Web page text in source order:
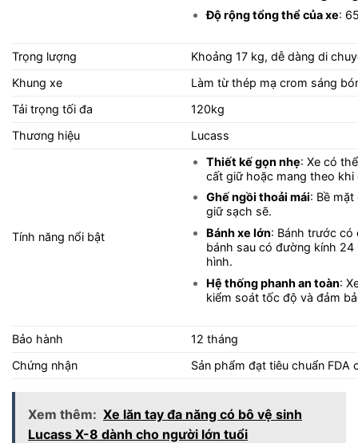
Độ rộng tổng thể của xe:
Trọng lượng
Khoảng 17 kg, dễ dàng di
Khung xe
Làm từ thép mạ crom sáng
Tải trọng tối đa
120kg
Thương hiệu
Lucass
Tính năng nổi bật
Thiết kế gọn nhẹ: Xe có
cất giữ hoặc mang theo khi
Ghế ngồi thoải mái: Bề
giữ sạch sẽ.
Bánh xe lớn: Bánh trước
bánh sau có đường kính 24
hình.
Hệ thống phanh an toàn:
kiểm soát tốc độ và đảm
Bảo hành
12 tháng
Chứng nhận
Sản phẩm đạt tiêu chuẩn
Xem thêm: Xe lăn tay đa năng có bô vệ sinh
Lucass X-8 dành cho người lớn tuổi